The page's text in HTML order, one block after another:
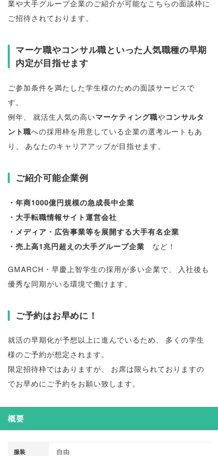
業や大手グループ企業のご紹介が可能なこちらの面談枠に
ご招待されております。
マーケ職やコンサル職といった人気職種の早期
内定が目指せます
ご参加条件を満たした学生様のための面談サービスで
す。
例年
就活生人気の高いマーケティング職やコンサルタ
ント職への採用枠を用意している企業の選考ルートもあ
り
あなたのキャリアアップが目指せます。
ご紹介可能企業例
・年商1000億円規模の急成長中企業
・大手転職情報サイト運営会社
・メディア・広告事業等を展開する大手有名企業
・売上高1兆円超えの大手グループ企業 など！
GMARCH・早慶上智学生の採用が多い企業で
入社後も
優秀な同期がいる環境で働けます。
ご予約はお早めに！
就活の早期化が予想以上に進んでいるため、
多くの学生
様のご予約が想定されます。
限定招待枠ではありますが、
お席は限られておりますの
でお早めにご予約をお願い致します。
概要
服装 自由